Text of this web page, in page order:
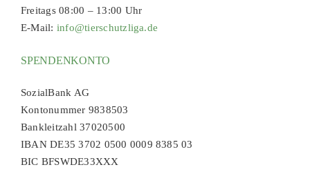
Freitags 08:00 – 13:00 Uhr
E-Mail: info@tierschutzliga.de
SPENDENKONTO
SozialBank AG
Kontonummer 9838503
Bankleitzahl 37020500
IBAN DE35 3702 0500 0009 8385 03
BIC BFSWDE33XXX